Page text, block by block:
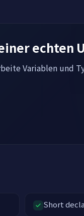
echten
Variablen und
Short